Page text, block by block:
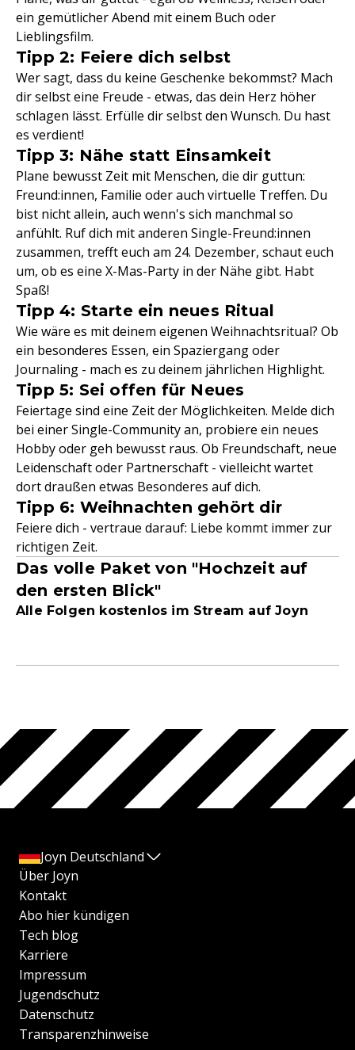
ein gemütlicher Abend mit einem Buch oder
Lieblingsfilm.
Tipp 2: Feiere dich selbst
Wer sagt, dass du keine Geschenke bekommst? Mach
dir selbst eine Freude - etwas, das dein Herz höher
schlagen lässt. Erfülle dir selbst den Wunsch. Du hast
es verdient!
Tipp 3: Nähe statt Einsamkeit
Plane bewusst Zeit mit Menschen, die dir guttun:
Freund:innen, Familie oder auch virtuelle Treffen. Du
bist nicht allein, auch wenn's sich manchmal so
anfühlt. Ruf dich mit anderen Single-Freund:innen
zusammen, trefft euch am 24. Dezember, schaut euch
um, ob es eine X-Mas-Party in der Nähe gibt. Habt
Spaß!
Tipp 4: Starte ein neues Ritual
Wie wäre es mit deinem eigenen Weihnachtsritual? Ob
ein besonderes Essen, ein Spaziergang oder
Journaling - mach es zu deinem jährlichen Highlight.
Tipp 5: Sei offen für Neues
Feiertage sind eine Zeit der Möglichkeiten. Melde dich
bei einer Single-Community an, probiere ein neues
Hobby oder geh bewusst raus. Ob Freundschaft, neue
Leidenschaft oder Partnerschaft - vielleicht wartet
dort draußen etwas Besonderes auf dich.
Tipp 6: Weihnachten gehört dir
Feiere dich - vertraue darauf: Liebe kommt immer zur
richtigen Zeit.
Das volle Paket von "Hochzeit auf
den ersten Blick"
Alle Folgen kostenlos im Stream auf Joyn
Joyn Deutschland
Über Joyn
Kontakt
Abo hier kündigen
Tech blog
Karriere
Impressum
Jugendschutz
Datenschutz
Transparenzhinweise